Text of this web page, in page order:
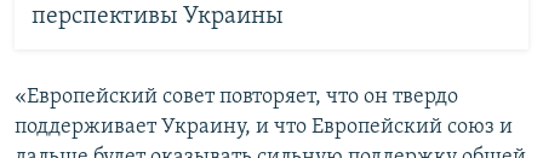
перспективы Украины
«Европейский совет повторяет, что он твердо
поддерживает Украину, и что Европейский союз и